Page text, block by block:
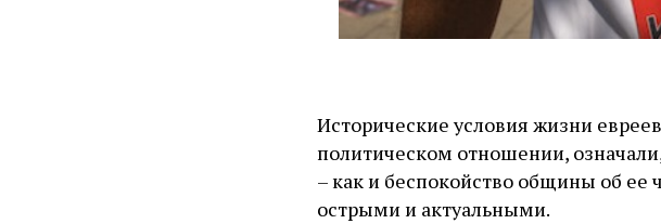
Исторические условия жизни
политическом отношении,
– как и беспокойство общины об ее
острыми и актуальными.